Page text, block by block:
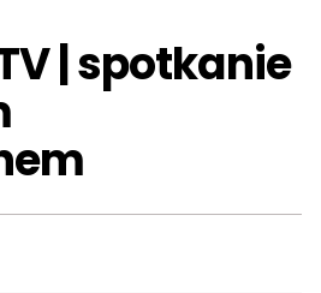
| spotkanie